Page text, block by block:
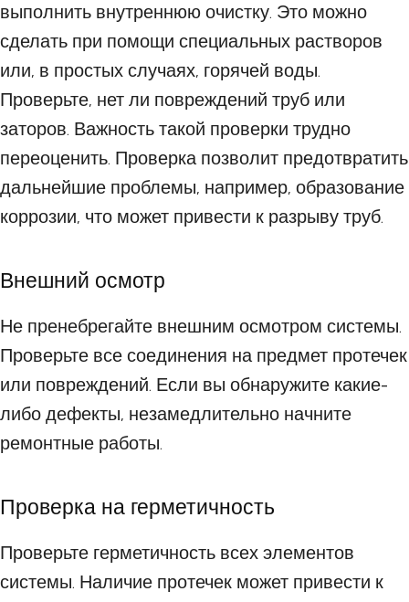
выполнить внутреннюю очистку. Это можно
сделать при помощи специальных растворов
или, в простых случаях, горячей воды.
Проверьте, нет ли повреждений труб или
заторов. Важность такой проверки трудно
переоценить. Проверка позволит предотвратить
дальнейшие проблемы, например, образование
коррозии, что может привести к разрыву труб.
Внешний осмотр
Не пренебрегайте внешним осмотром системы.
Проверьте все соединения на предмет протечек
или повреждений. Если вы обнаружите какие-
либо дефекты, незамедлительно начните
ремонтные работы.
Проверка на герметичность
Проверьте герметичность всех элементов
системы. Наличие протечек может привести к